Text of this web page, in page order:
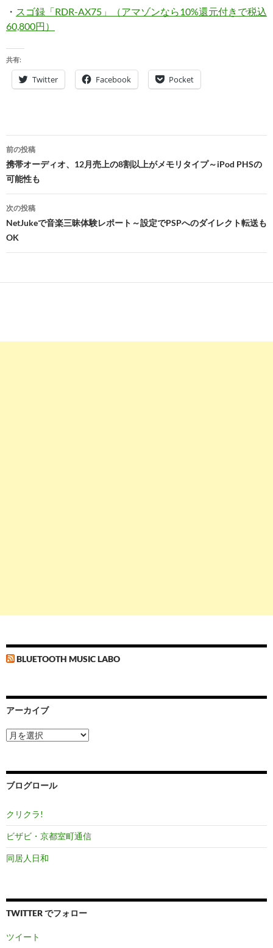
・ スゴ録「RDR-AX75」（アマゾンなら10%還元付きで税込
60,800円）
共有:
Twitter Facebook Pocket
投
稿
ナ
ビ
ゲ
ー
前の投稿
携帯オーディオ、12月売上の8割以上がメモリタイプ～iPod PHSの
可能性も
次の投稿
NetJukeで音楽三昧体験レポート～設定でPSPへのダイレクト転送も
OK
BLUETOOTH MUSIC LABO
アーカイブ
ア
ー
ブ
ブログロール
クリクラ!
ビザビ・京都室町通信
同居人日和
TWITTER でフォロー
ツイート